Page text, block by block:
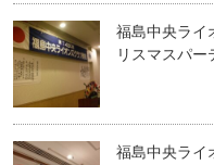
福島中央ライ
リスマスパー
福島中央ライ